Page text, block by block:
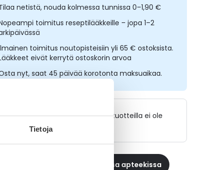
Tietoja
netistä, nouda kolmessa tunnissa 0–1,90 €
toimitus reseptilääkkeille – jopa 1–2
toimitus noutopisteisiin yli 65 € ostoksista.
eivät kerrytä ostoskorin arvoa
nyt, saat 45 päivää korotonta maksuaikaa.
Lääkkeillä ja reseptillä ostetuilla tuotteilla ei ole
palautusoikeutta.
reseptilääke apteekkiin, maksa apteekissa